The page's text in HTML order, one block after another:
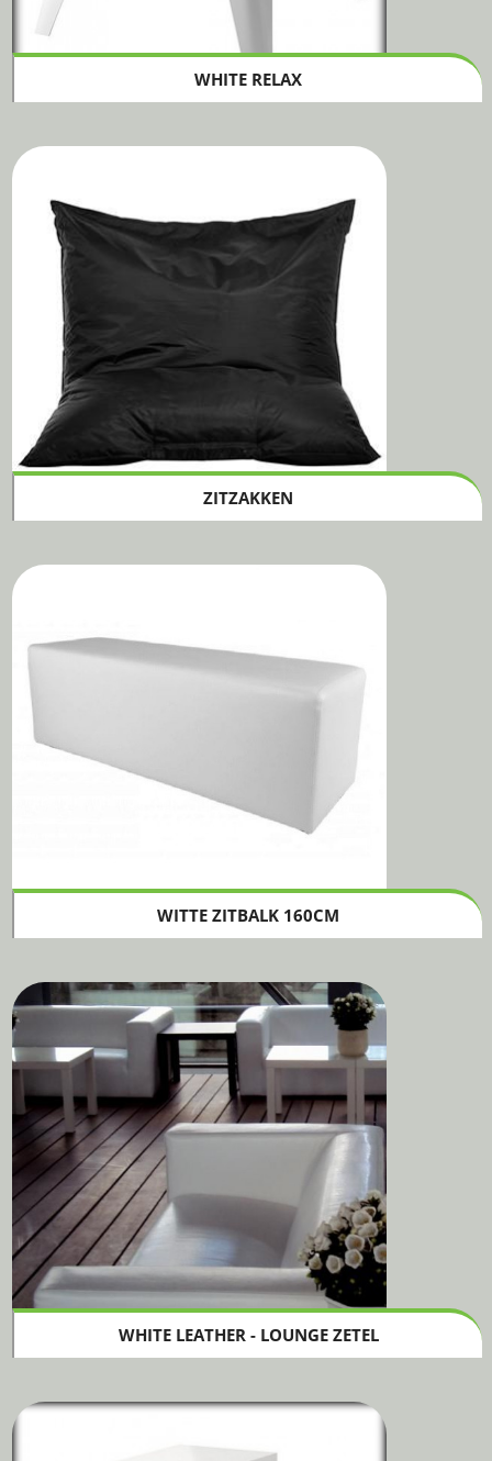
WHITE RELAX
ZITZAKKEN
WITTE ZITBALK 160CM
WHITE LEATHER - LOUNGE ZETEL